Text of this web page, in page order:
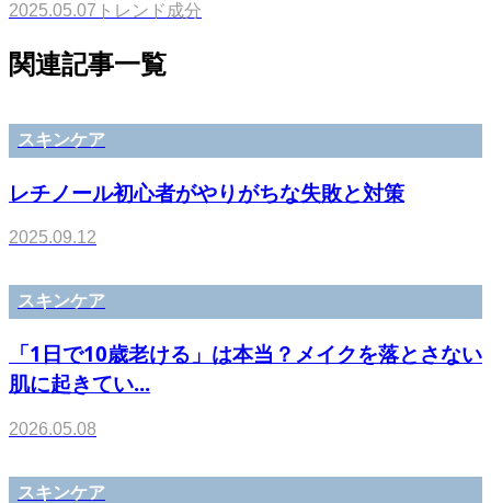
2025.05.07 トレンド成分
関連記事一覧
スキンケア
レチノール初心者がやりがちな失敗と対策
2025.09.12
スキンケア
「1日で10歳老ける」は本当？メイクを落とさない
肌に起きてい...
2026.05.08
スキンケア